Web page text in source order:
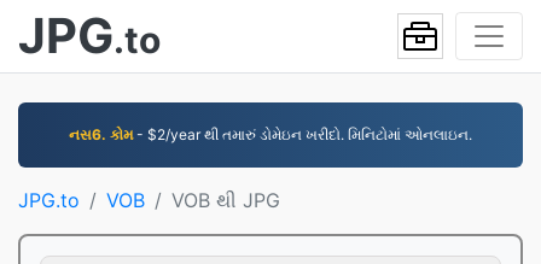
JPG.to
નસ6. કોમ- $2/year થી તમારું ડોમેઇન ખરીદો. મિનિટોમાં ઓનલાઇન.
JPG.to VOB VOB થી JPG